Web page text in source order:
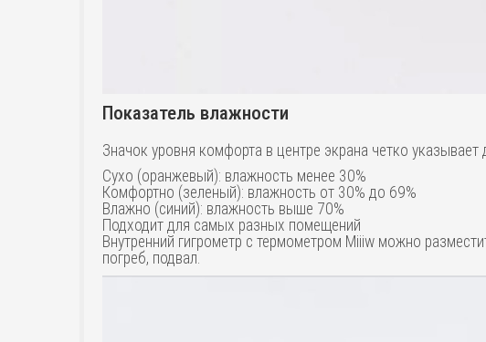
Показатель влажности
Значок уровня комфорта в центре экрана четко
Сухо (оранжевый): влажность менее 30%
Комфортно (зеленый): влажность от 30% до 69%
Влажно (синий): влажность выше 70%
Подходит для самых разных помещений
Внутренний гигрометр с термометром Miiiw можно
погреб, подвал.